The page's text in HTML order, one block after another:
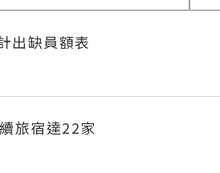
出缺員額表
旅宿達22家